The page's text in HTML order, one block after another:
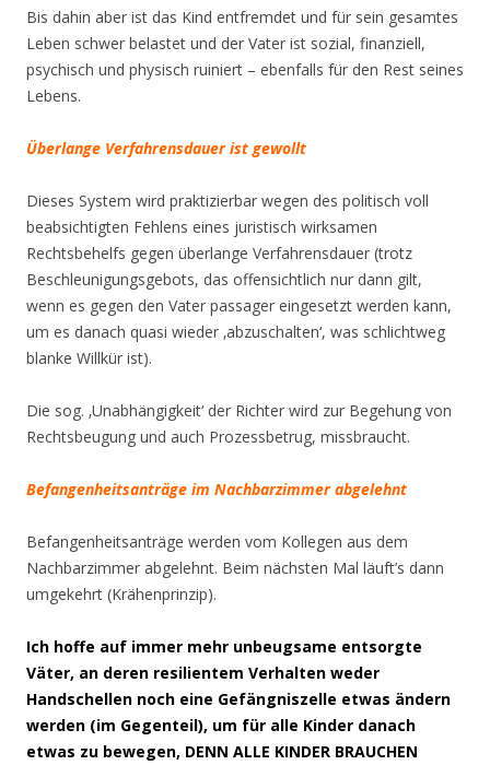
Bis dahin aber ist das Kind entfremdet und für sein gesamtes
Leben schwer belastet und der Vater ist sozial, finanziell,
psychisch und physisch ruiniert – ebenfalls für den Rest seines
Lebens.
Überlange Verfahrensdauer ist gewollt
Dieses System wird praktizierbar wegen des politisch voll
beabsichtigten Fehlens eines juristisch wirksamen
Rechtsbehelfs gegen überlange Verfahrensdauer (trotz
Beschleunigungsgebots, das offensichtlich nur dann gilt,
wenn es gegen den Vater passager eingesetzt werden kann,
um es danach quasi wieder ‚abzuschalten‘, was schlichtweg
blanke Willkür ist).
Die sog. ‚Unabhängigkeit‘ der Richter wird zur Begehung von
Rechtsbeugung und auch Prozessbetrug, missbraucht.
Befangenheitsanträge im Nachbarzimmer abgelehnt
Befangenheitsanträge werden vom Kollegen aus dem
Nachbarzimmer abgelehnt. Beim nächsten Mal läuft’s dann
umgekehrt (Krähenprinzip).
Ich hoffe auf immer mehr unbeugsame entsorgte
Väter, an deren resilientem Verhalten weder
Handschellen noch eine Gefängniszelle etwas ändern
werden (im Gegenteil), um für alle Kinder danach
etwas zu bewegen, DENN ALLE KINDER BRAUCHEN